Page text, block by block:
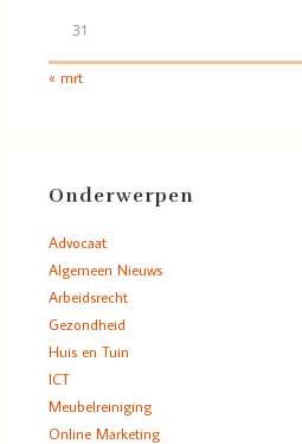
31
« mrt
Onderwerpen
Advocaat
Algemeen Nieuws
Arbeidsrecht
Gezondheid
Huis en Tuin
ICT
Meubelreiniging
Online Marketing